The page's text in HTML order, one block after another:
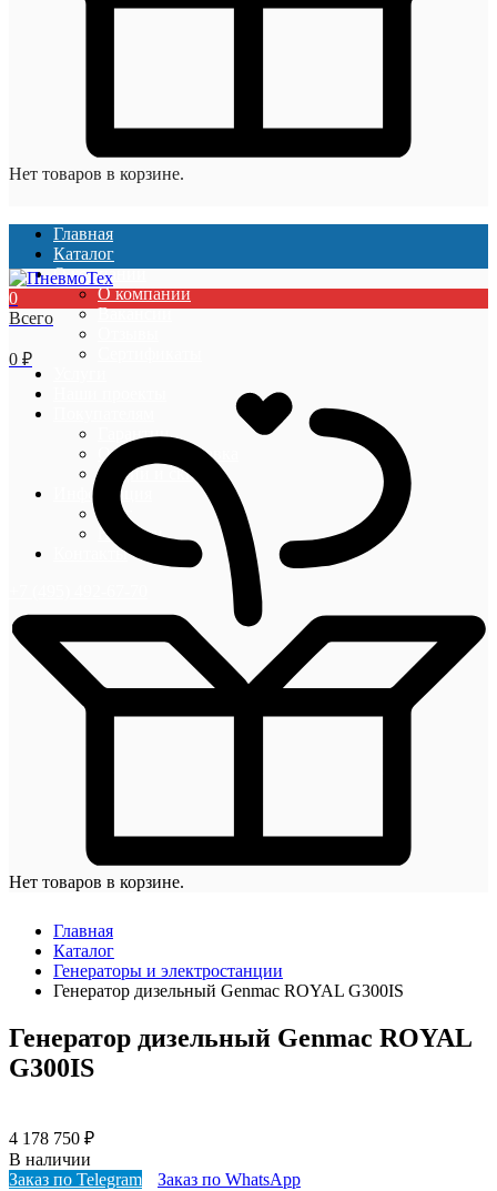
Нет товаров в корзине.
Главная
Каталог
О компании
О компании
Вакансии
Гарантии
Оплата и доставка
Акции и скидки
Информация
Блог
Новости
Контакты
0
Всего
0 ₽
Нет товаров в корзине.
Главная
Каталог
Генераторы и электростанции
Генератор дизельный Genmac ROYAL G300IS
Генератор дизельный Genmac ROYAL
G300IS
4 178 750 ₽
В наличии
Заказ по Telegram
Заказ по WhatsApp